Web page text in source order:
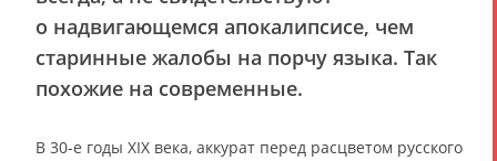
о надвигающемся апокалипсисе, чем
старинные жалобы на порчу языка. Так
похожие на современные.
В 30-е годы XIX века, аккурат перед расцветом русского